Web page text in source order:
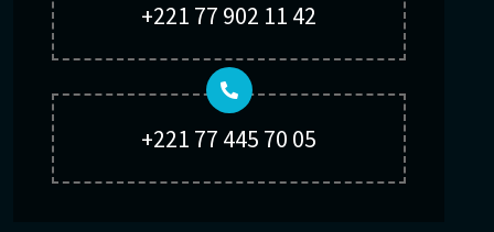
+221 77 902 11 42
+221 77 445 70 05